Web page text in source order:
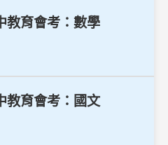
教育會考：數學
教育會考：國文